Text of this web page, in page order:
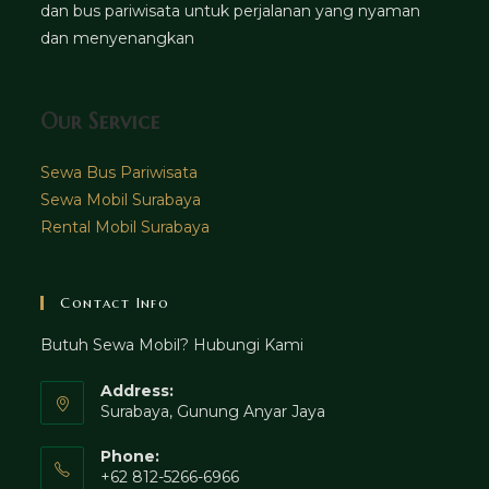
dan bus pariwisata untuk perjalanan yang nyaman
dan menyenangkan
Our Service
Sewa Bus Pariwisata
Sewa Mobil Surabaya
Rental Mobil Surabaya
Contact Info
Butuh Sewa Mobil? Hubungi Kami
Address:
Surabaya, Gunung Anyar Jaya
Phone:
+62 812-5266-6966